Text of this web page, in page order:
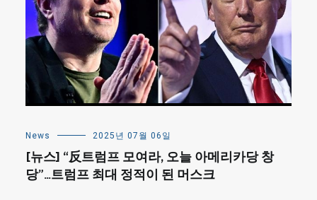
News 2025년 07월 06일
[뉴스] “反트럼프 모여라, 오늘 아메리카당 창
당”…트럼프 최대 정적이 된 머스크